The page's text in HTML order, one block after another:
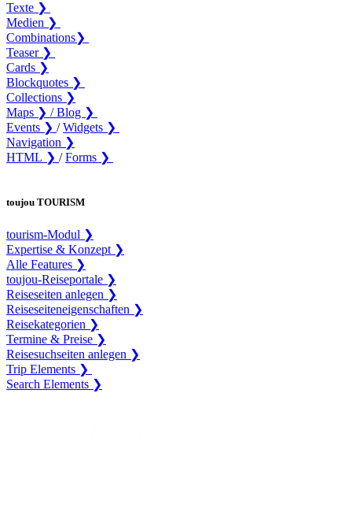
Texte ❯
Medien ❯
Combinations❯
Teaser ❯
Cards ❯
Blockquotes ❯
Collections ❯
Maps ❯ /Blog ❯
Events ❯ /Widgets ❯
Navigation ❯
HTML ❯ /Forms ❯
toujou TOURISM
tourism-Modul ❯
Expertise & Konzept ❯
Alle Features ❯
toujou-Reiseportale ❯
Reiseseiten anlegen ❯
Reiseseiteneigenschaften ❯
Reisekategorien ❯
Termine & Preise ❯
Reisesuchseiten anlegen ❯
Trip Elements ❯
Search Elements ❯